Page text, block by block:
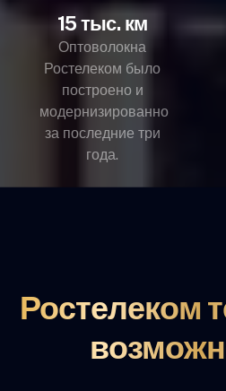
15 тыс. км
Оптоволокна
Ростелеком было
построено и
модернизированно
за последние три
года.
Ростелеком